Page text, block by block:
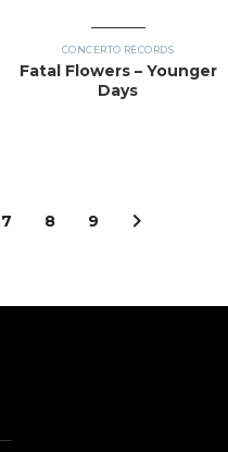
CONCERTO RECORDS
Fatal Flowers – Younger
Days
7 8 9